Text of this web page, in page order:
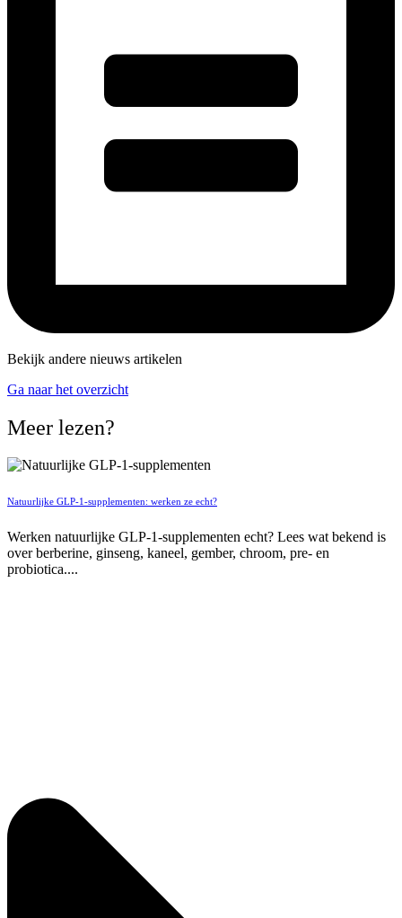
Bekijk andere nieuws artikelen
Ga naar het overzicht
Meer lezen?
Natuurlijke GLP-1-supplementen: werken ze echt?
Werken natuurlijke GLP-1-supplementen echt? Lees wat bekend is
over berberine, ginseng, kaneel, gember, chroom, pre- en
probiotica....